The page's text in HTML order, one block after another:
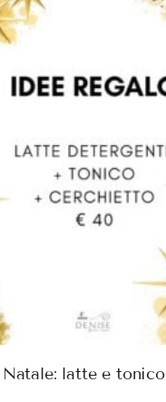
latte e tonico